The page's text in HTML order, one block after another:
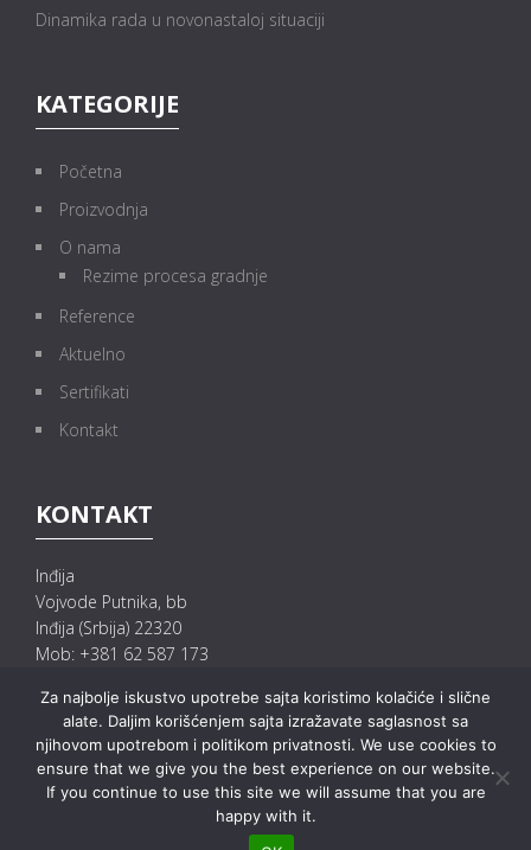
Dinamika rada u novonastaloj situaciji
KATEGORIJE
Početna
Proizvodnja
O nama
Rezime procesa gradnje
Reference
Aktuelno
Sertifikati
Kontakt
KONTAKT
Inđija
Vojvode Putnika, bb
Inđija (Srbija) 22320
Mob: +381 62 587 173
+382 62 580 126
E-mail: info@mgprecast.rs
prodaja@mgprecast.rs
Za najbolje iskustvo upotrebe sajta koristimo kolačiće i slične
alate. Daljim korišćenjem sajta izražavate saglasnost sa
njihovom upotrebom i politikom privatnosti. We use cookies to
ensure that we give you the best experience on our website.
If you continue to use this site we will assume that you are
happy with it.